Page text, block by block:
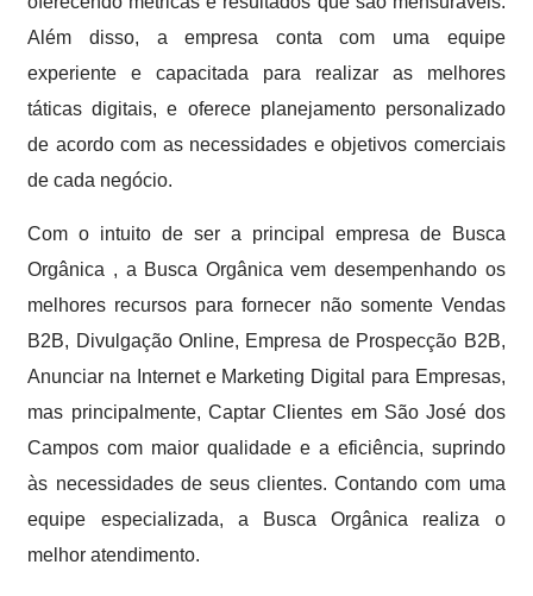
Além disso, a empresa conta com uma equipe
experiente e capacitada para realizar as melhores
táticas digitais, e oferece planejamento personalizado
de acordo com as necessidades e objetivos comerciais
de cada negócio.
Com o intuito de ser a principal empresa de Busca
Orgânica , a Busca Orgânica vem desempenhando os
melhores recursos para fornecer não somente Vendas
B2B, Divulgação Online, Empresa de Prospecção B2B,
Anunciar na Internet e Marketing Digital para Empresas,
mas principalmente, Captar Clientes em São José dos
Campos com maior qualidade e a eficiência, suprindo
às necessidades de seus clientes. Contando com uma
equipe especializada, a Busca Orgânica realiza o
melhor atendimento.